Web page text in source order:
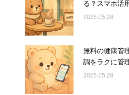
る？スマホ活
2025.05.28
無料の健康管
調をラクに管
2025.05.28